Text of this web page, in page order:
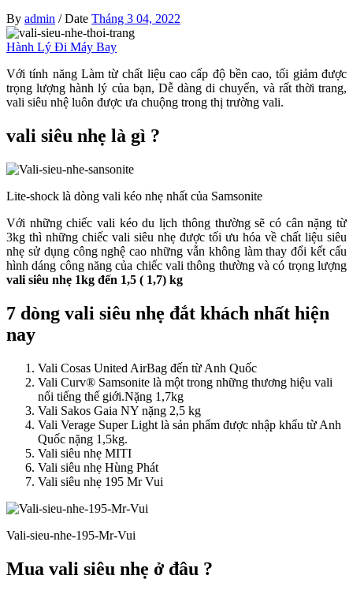
By admin / Date Tháng 3 04, 2022
Hành Lý Đi Máy Bay
Với tính năng Làm từ chất liệu cao cấp độ bền cao, tối giảm được
trọng lượng hành lý của bạn, Dễ dàng di chuyển, và rất thời trang,
vali siêu nhệ luôn được ưa chuộng trong thị trường vali.
vali siêu nhẹ là gì ?
Lite-shock là dòng vali kéo nhẹ nhất của Samsonite
Với những chiếc vali kéo du lịch thông thường sẽ có cân nặng từ
3kg thì những chiếc vali siêu nhẹ được tối ưu hóa về chất liệu siêu
nhẹ sử dụng công nghệ cao những vẫn không làm thay đổi kết cấu
hình dáng công năng của chiếc vali thông thường và có trọng lượng
vali siêu nhẹ 1kg đến 1,5 ( 1,7) kg
7 dòng vali siêu nhẹ đắt khách nhất hiện
nay
Vali Cosas United AirBag đến từ Anh Quốc
Vali Curv® Samsonite là một trong những thương hiệu vali
nổi tiếng thế giới.Nặng 1,7kg
Vali Sakos Gaia NY nặng 2,5 kg
Vali Verage Super Light là sản phẩm được nhập khẩu từ Anh
Quốc nặng 1,5kg.
Vali siêu nhẹ MITI
Vali siêu nhẹ Hùng Phát
Vali siêu nhẹ 195 Mr Vui
Vali-sieu-nhe-195-Mr-Vui
Mua vali siêu nhẹ ở đâu ?